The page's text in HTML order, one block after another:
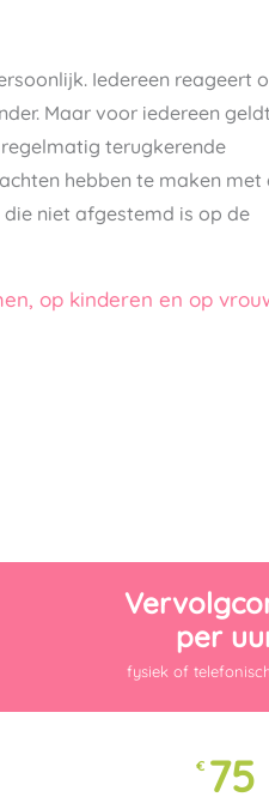
Iedereen reageert
Maar voor iedereen
terugkerende
hebben te maken met
niet afgestemd is op de
op kinderen en op
per
fysiek of
€ 75